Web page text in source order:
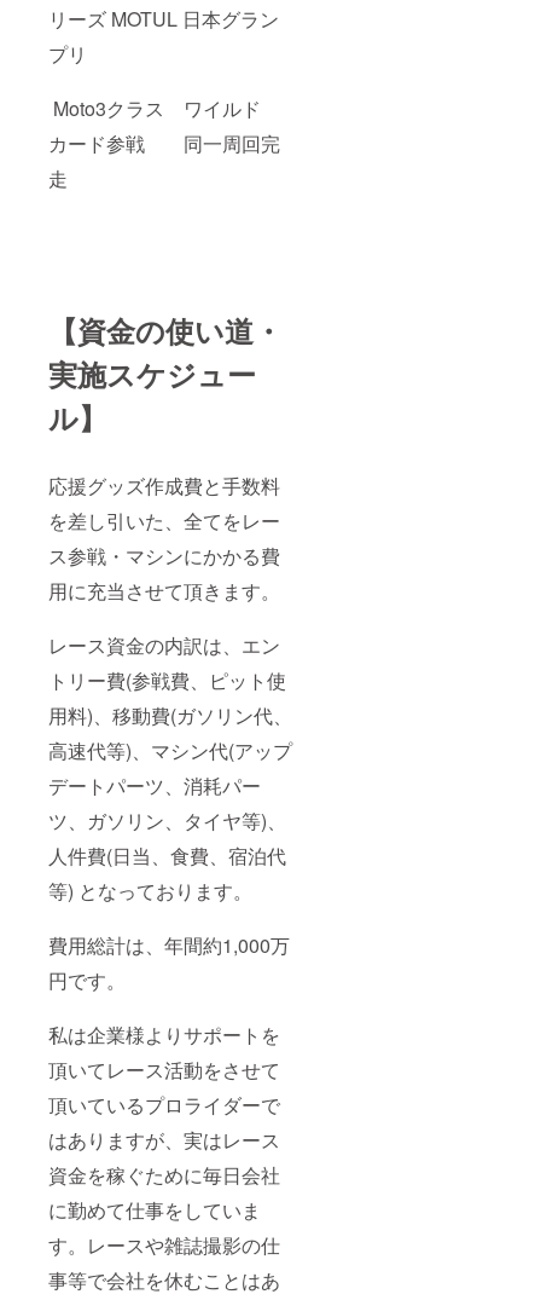
リーズ MOTUL 日本グラン
プリ
Moto3クラス ワイルド
カード参戦 同一周回完
走
【資金の使い道・
実施スケジュー
ル】
応援グッズ作成費と手数料
を差し引いた、全てをレー
ス参戦・マシンにかかる費
用に充当させて頂きます。
レース資金の内訳は、エン
トリー費(参戦費、ピット使
用料)、移動費(ガソリン代、
高速代等)、マシン代(アップ
デートパーツ、消耗パー
ツ、ガソリン、タイヤ等)、
人件費(日当、食費、宿泊代
等) となっております。
費用総計は、年間約1,000万
円です。
私は企業様よりサポートを
頂いてレース活動をさせて
頂いているプロライダーで
はありますが、実はレース
資金を稼ぐために毎日会社
に勤めて仕事をしていま
す。レースや雑誌撮影の仕
事等で会社を休むことはあ